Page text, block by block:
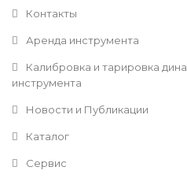
Контакты
Аренда инструмента
Калибровка и тарировка
инструмента
Новости и Публикации
Каталог
Сервис